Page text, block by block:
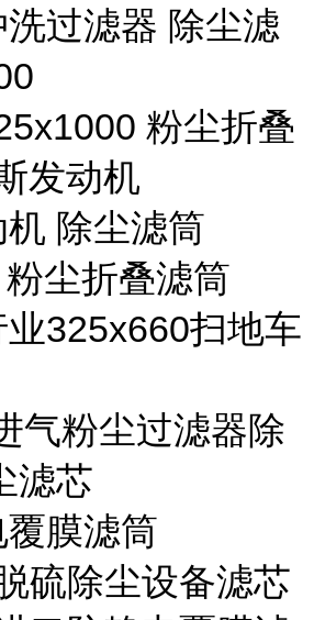
过滤器 除尘滤
粉尘折叠
发动机
除尘滤筒
尘折叠滤筒
325x660扫地车
气粉尘过滤器除
滤芯
膜滤筒
硫除尘设备滤芯